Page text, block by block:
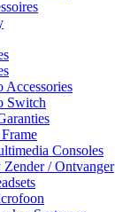
Switch
Consoles
/ Ontvanger